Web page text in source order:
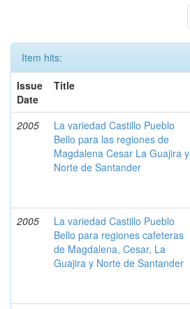
Item hits:
Issue
Date
Title
2005
La variedad Castillo Pueblo
Bello para las regiones de
Magdalena Cesar La Guajira y
Norte de Santander
2005
La variedad Castillo Pueblo
Bello para regiones cafeteras
de Magdalena, Cesar, La
Guajira y Norte de Santander